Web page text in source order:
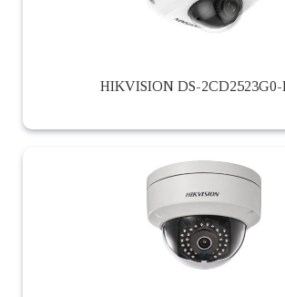
HIKVISION DS-2CD2523G0-